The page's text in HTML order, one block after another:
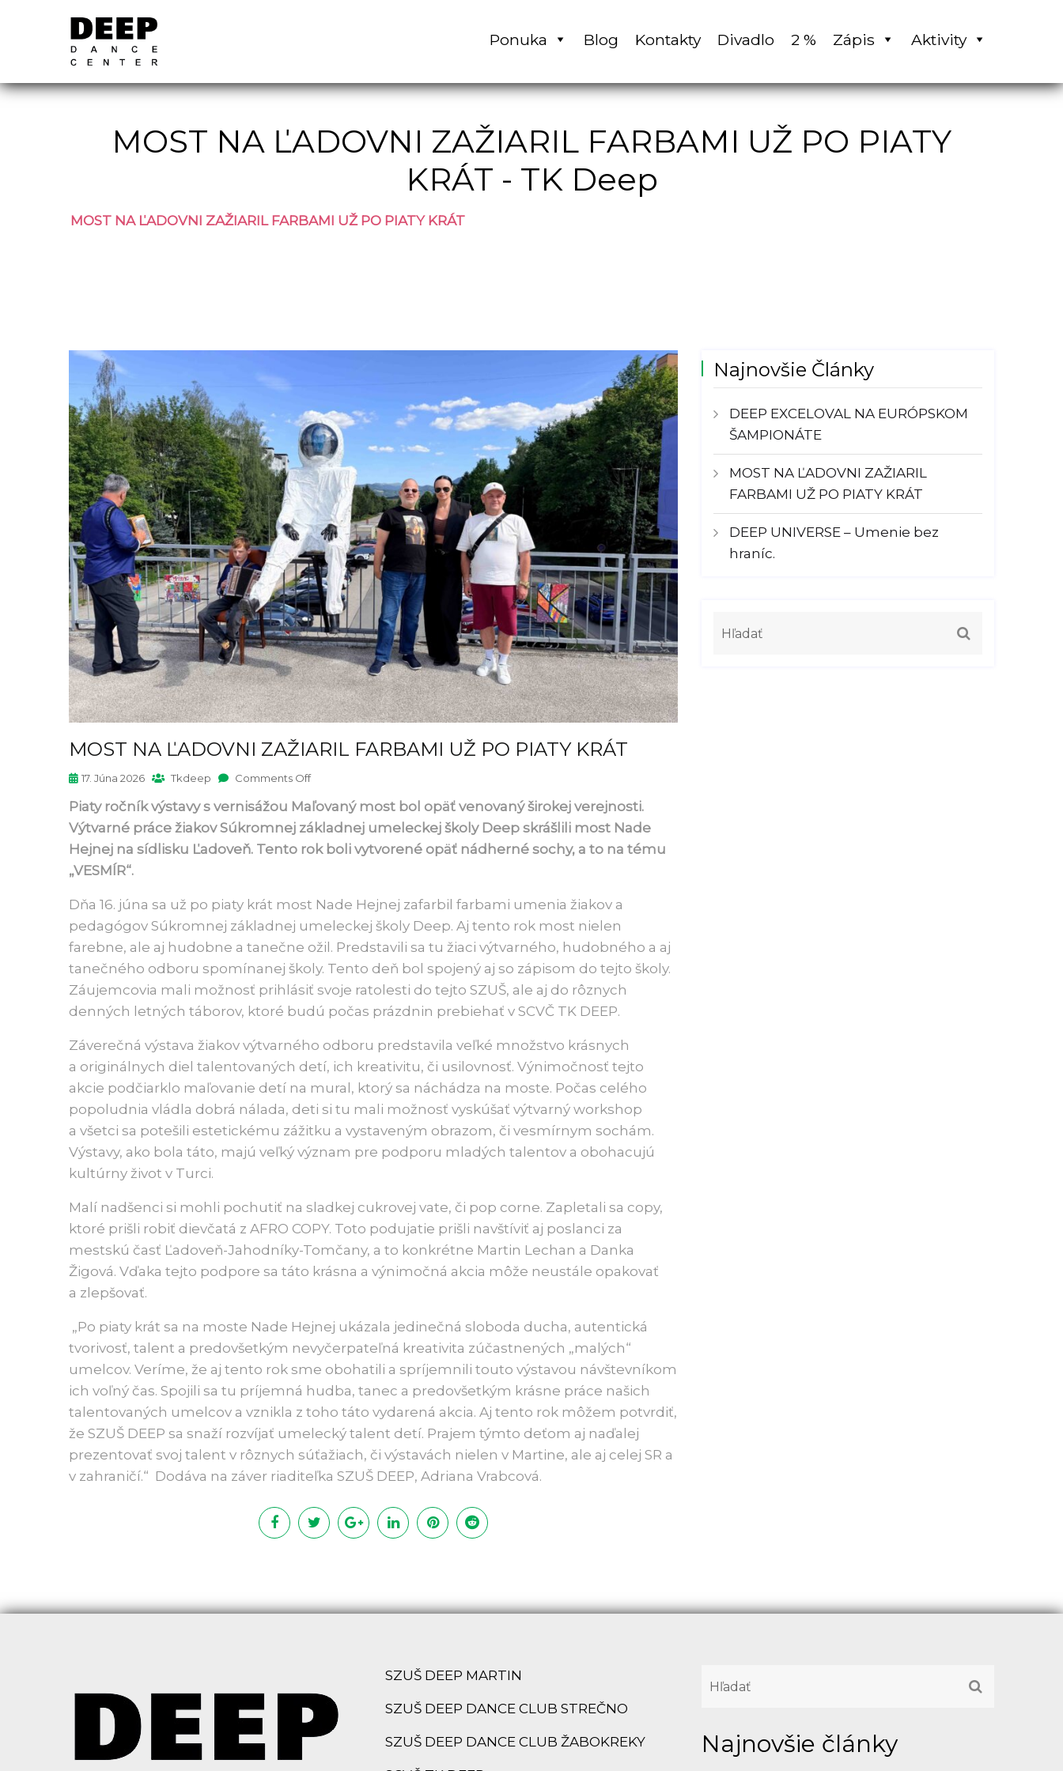
Ponuka Blog Kontakty Divadlo 2 % Zápis Aktivity
MOST NA ĽADOVNI ZAŽIARIL FARBAMI UŽ PO PIATY
KRÁT - TK Deep
MOST NA ĽADOVNI ZAŽIARIL FARBAMI UŽ PO PIATY KRÁT
MOST NA ĽADOVNI ZAŽIARIL FARBAMI UŽ PO PIATY KRÁT
17. Júna 2026 Tkdeep Comments Off
Piaty ročník výstavy s vernisážou Maľovaný most bol opäť venovaný širokej verejnosti.
Výtvarné práce žiakov Súkromnej základnej umeleckej školy Deep skrášlili most Nade
Hejnej na sídlisku Ľadoveň. Tento rok boli vytvorené opäť nádherné sochy, a to na tému
„VESMÍR“.
Dňa 16. júna sa už po piaty krát most Nade Hejnej zafarbil farbami umenia žiakov a
pedagógov Súkromnej základnej umeleckej školy Deep. Aj tento rok most nielen
farebne, ale aj hudobne a tanečne ožil. Predstavili sa tu žiaci výtvarného, hudobného a aj
tanečného odboru spomínanej školy. Tento deň bol spojený aj so zápisom do tejto školy.
Záujemcovia mali možnosť prihlásiť svoje ratolesti do tejto SZUŠ, ale aj do rôznych
denných letných táborov, ktoré budú počas prázdnin prebiehať v SCVČ TK DEEP.
Záverečná výstava žiakov výtvarného odboru predstavila veľké množstvo krásnych
a originálnych diel talentovaných detí, ich kreativitu, či usilovnosť. Výnimočnosť tejto
akcie podčiarklo maľovanie detí na mural, ktorý sa náchádza na moste. Počas celého
popoludnia vládla dobrá nálada, deti si tu mali možnosť vyskúšať výtvarný workshop
a všetci sa potešili estetickému zážitku a vystaveným obrazom, či vesmírnym sochám.
Výstavy, ako bola táto, majú veľký význam pre podporu mladých talentov a obohacujú
kultúrny život v Turci.
Malí nadšenci si mohli pochutiť na sladkej cukrovej vate, či pop corne. Zapletali sa copy,
ktoré prišli robiť dievčatá z AFRO COPY. Toto podujatie prišli navštíviť aj poslanci za
mestskú časť Ľadoveň-Jahodníky-Tomčany, a to konkrétne Martin Lechan a Danka
Žigová. Vďaka tejto podpore sa táto krásna a výnimočná akcia môže neustále opakovať
a zlepšovať.
„Po piaty krát sa na moste Nade Hejnej ukázala jedinečná sloboda ducha, autentická
tvorivosť, talent a predovšetkým nevyčerpateľná kreativita zúčastnených „malých“
umelcov. Veríme, že aj tento rok sme obohatili a spríjemnili touto výstavou návštevníkom
ich voľný čas. Spojili sa tu príjemná hudba, tanec a predovšetkým krásne práce našich
talentovaných umelcov a vznikla z toho táto vydarená akcia. Aj tento rok môžem potvrdiť,
že SZUŠ DEEP sa snaží rozvíjať umelecký talent detí. Prajem týmto deťom aj naďalej
prezentovať svoj talent v rôznych súťažiach, či výstavách nielen v Martine, ale aj celej SR a
v zahraničí.“ Dodáva na záver riaditeľka SZUŠ DEEP, Adriana Vrabcová.
Najnovšie Články
DEEP EXCELOVAL NA EURÓPSKOM
ŠAMPIONÁTE
MOST NA ĽADOVNI ZAŽIARIL
FARBAMI UŽ PO PIATY KRÁT
DEEP UNIVERSE – Umenie bez
hraníc.
SZUŠ DEEP MARTIN
SZUŠ DEEP DANCE CLUB STREČNO
SZUŠ DEEP DANCE CLUB ŽABOKREKY Najnovšie články